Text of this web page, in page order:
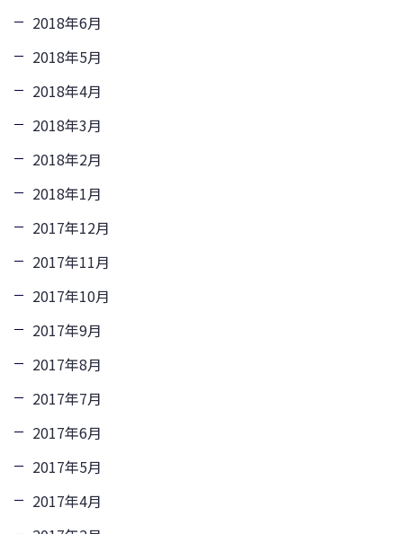
2018年6月
2018年5月
2018年4月
2018年3月
2018年2月
2018年1月
2017年12月
2017年11月
2017年10月
2017年9月
2017年8月
2017年7月
2017年6月
2017年5月
2017年4月